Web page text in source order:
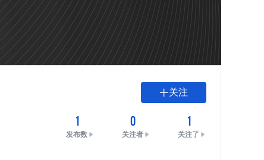
关注
1
发布数
0
关注者
1
关注了